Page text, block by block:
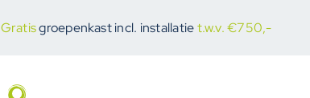
Gratisgroepenkast incl. installatiet.w.v. €750,-